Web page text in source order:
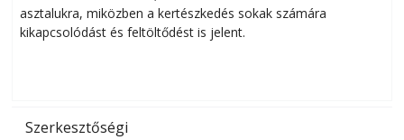
asztalukra, miközben a kertészkedés sokak számára
kikapcsolódást és feltöltődést is jelent.
Szerkesztőségi